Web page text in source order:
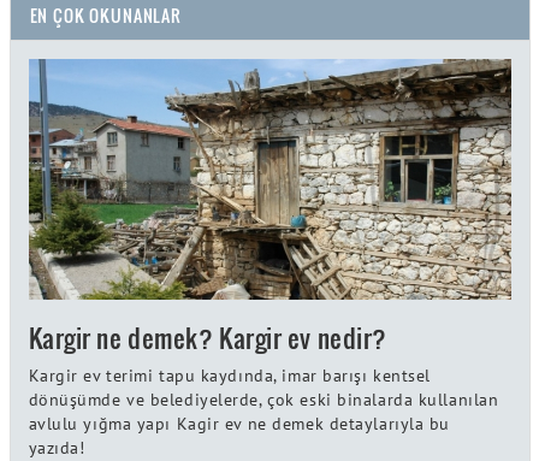
EN ÇOK OKUNANLAR
Kargir ne demek? Kargir ev nedir?
Kargir ev terimi tapu kaydında, imar barışı kentsel
dönüşümde ve belediyelerde, çok eski binalarda kullanılan
avlulu yığma yapı Kagir ev ne demek detaylarıyla bu
yazıda!